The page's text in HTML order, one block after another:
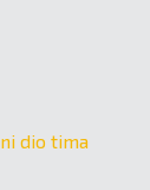
dio tima